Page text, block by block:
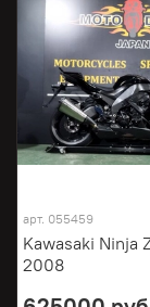
арт. 055459
Kawasaki Ninja
2008